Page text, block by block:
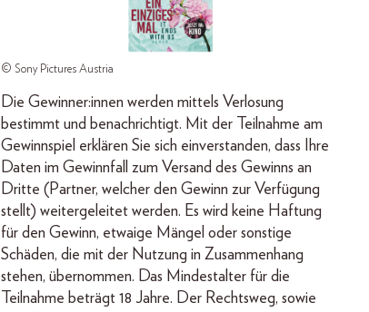
© Sony Pictures Austria
Die Gewinner:innen werden mittels Verlosung
bestimmt und benachrichtigt. Mit der Teilnahme am
Gewinnspiel erklären Sie sich einverstanden, dass Ihre
Daten im Gewinnfall zum Versand des Gewinns an
Dritte (Partner, welcher den Gewinn zur Verfügung
stellt) weitergeleitet werden. Es wird keine Haftung
für den Gewinn, etwaige Mängel oder sonstige
Schäden, die mit der Nutzung in Zusammenhang
stehen, übernommen. Das Mindestalter für die
Teilnahme beträgt 18 Jahre. Der Rechtsweg, sowie